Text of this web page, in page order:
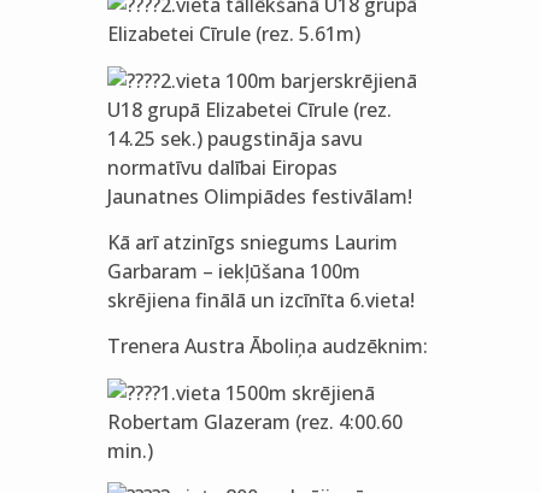
Elizabetei Cīrule (rez. 5.61m)
2.vieta 100m barjerskrējienā
U18 grupā Elizabetei Cīrule (rez.
14.25 sek.) paugstināja savu
normatīvu dalībai Eiropas
Jaunatnes Olimpiādes festivālam!
Kā arī atzinīgs sniegums Laurim
Garbaram – iekļūšana 100m
skrējiena finālā un izcīnīta 6.vieta!
Trenera Austra Āboliņa audzēknim:
1.vieta 1500m skrējienā
Robertam Glazeram (rez. 4:00.60
min.)